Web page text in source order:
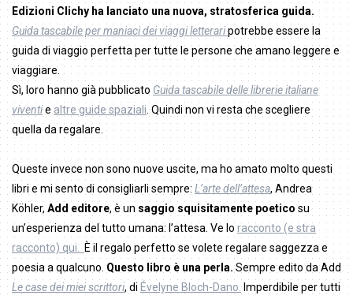
Edizioni Clichy ha lanciato una nuova, stratosferica guida.
Guida tascabile per maniaci dei viaggi letteraripotrebbe essere la
guida di viaggio perfetta per tutte le persone che amano leggere e
viaggiare.
Sì, loro hanno già pubblicato Guida tascabile delle librerie italiane
viventie altre guide spaziali . Quindi non vi resta che scegliere
quella da regalare.
Queste invece non sono nuove uscite, ma ho amato molto questi
libri e mi sento di consigliarli sempre:L’arte dell’attesa, Andrea
Köhler, Add editore, è un saggio squisitamente poetico su
un’esperienza del tutto umana: l’attesa. Ve loracconto (e stra
racconto) qui. È il regalo perfetto se volete regalare saggezza e
poesia a qualcuno. Questo libro è una perla.Sempre edito da Add
Le case dei miei scrittori, di Évelyne Bloch-Dano. Imperdibile per tutti